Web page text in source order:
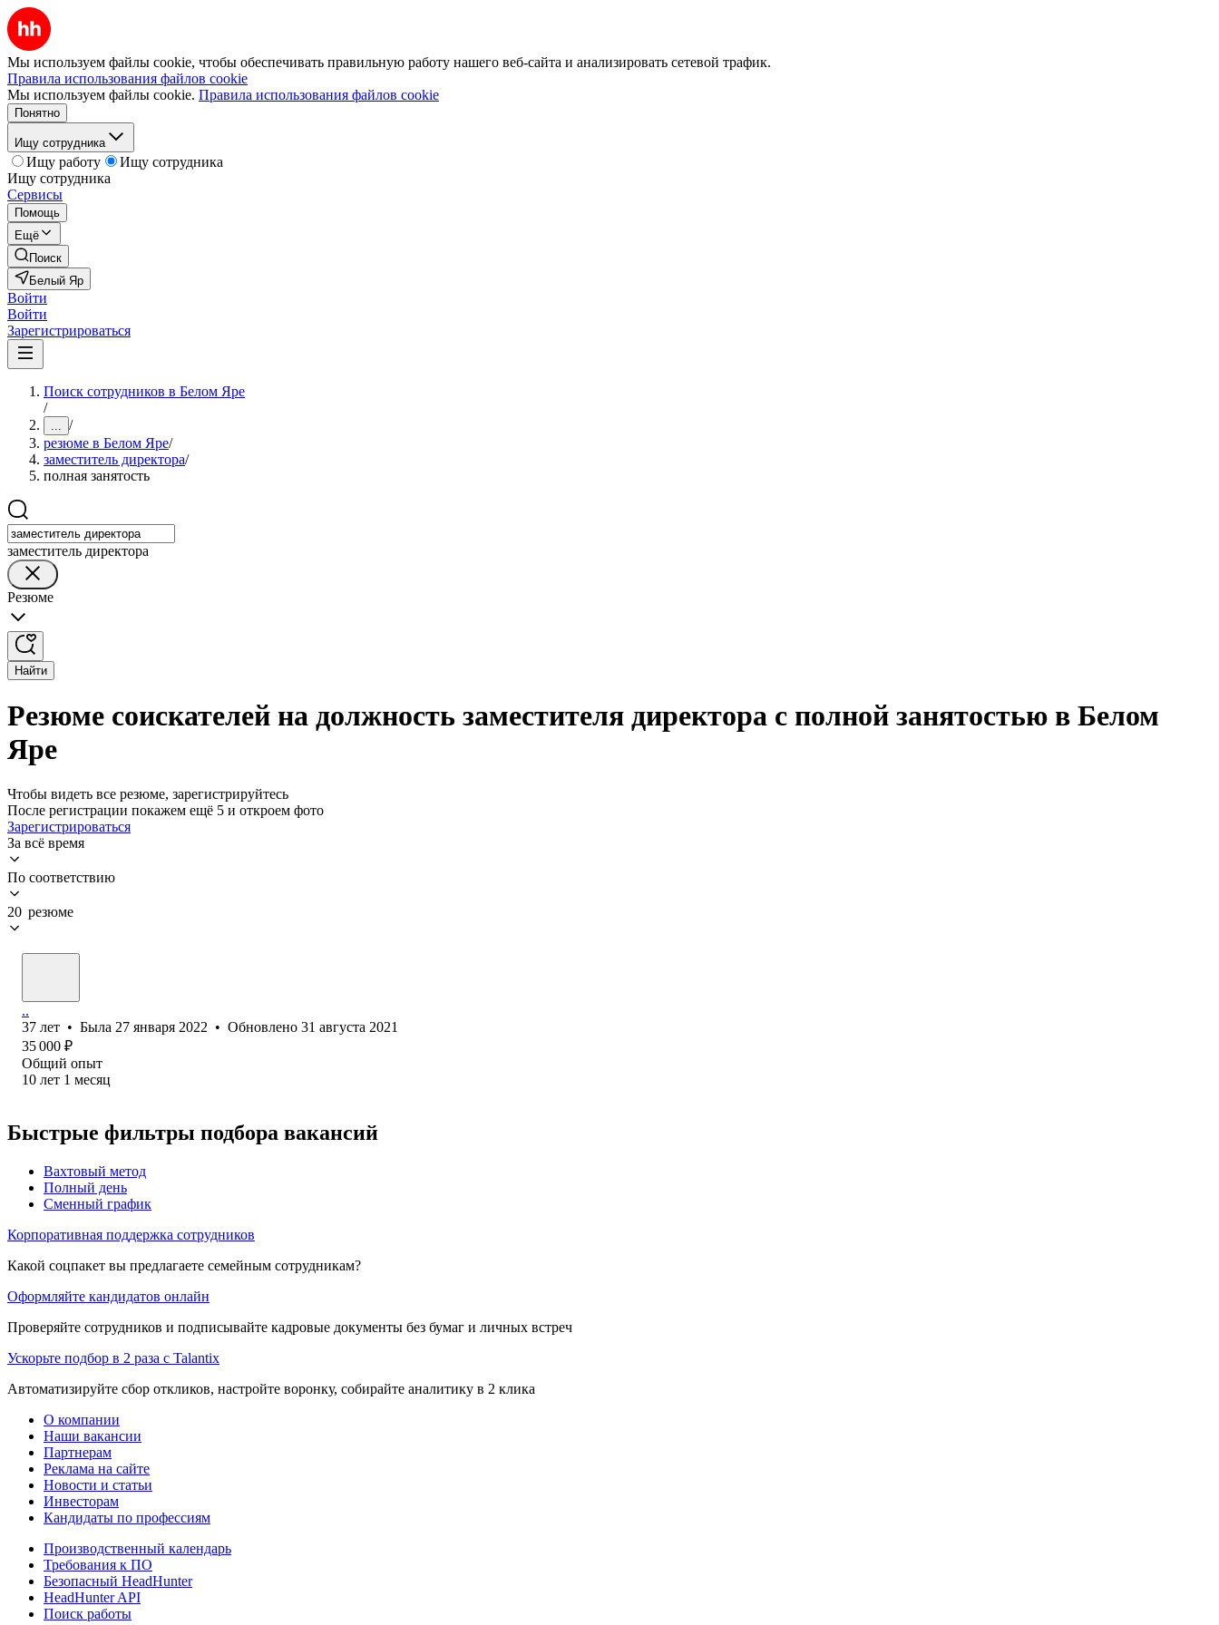
Мы используем файлы cookie, чтобы обеспечивать правильную работу нашего веб-сайта и анализировать сетевой трафик.
Правила использования файлов cookie
Мы используем файлы cookie. Правила использования файлов cookie
Понятно
Ищу сотрудника
Ищу работу
Ищу сотрудника
Ищу сотрудника
Сервисы
Помощь
Ещё
Поиск
Белый Яр
Войти
Войти
Зарегистрироваться
Поиск сотрудников в Белом Яре
/
... /
резюме в Белом Яре/
заместитель директора/
полная занятость
заместитель директора
Резюме
Найти
Резюме соискателей на должность заместителя директора с полной занятостью в Белом
Яре
Чтобы видеть все резюме, зарегистрируйтесь
После регистрации покажем ещё 5 и откроем фото
Зарегистрироваться
За всё время
По соответствию
20 резюме
..
37 лет • Была 27 января 2022 • Обновлено 31 августа 2021
35 000 ₽
Общий опыт
10 лет 1 месяц
Быстрые фильтры подбора вакансий
Вахтовый метод
Полный день
Сменный график
Корпоративная поддержка сотрудников
Какой соцпакет вы предлагаете семейным сотрудникам?
Оформляйте кандидатов онлайн
Проверяйте сотрудников и подписывайте кадровые документы без бумаг и личных встреч
Ускорьте подбор в 2 раза с Talantix
Автоматизируйте сбор откликов, настройте воронку, собирайте аналитику в 2 клика
О компании
Наши вакансии
Партнерам
Реклама на сайте
Новости и статьи
Инвесторам
Кандидаты по профессиям
Производственный календарь
Требования к ПО
Безопасный HeadHunter
HeadHunter API
Поиск работы